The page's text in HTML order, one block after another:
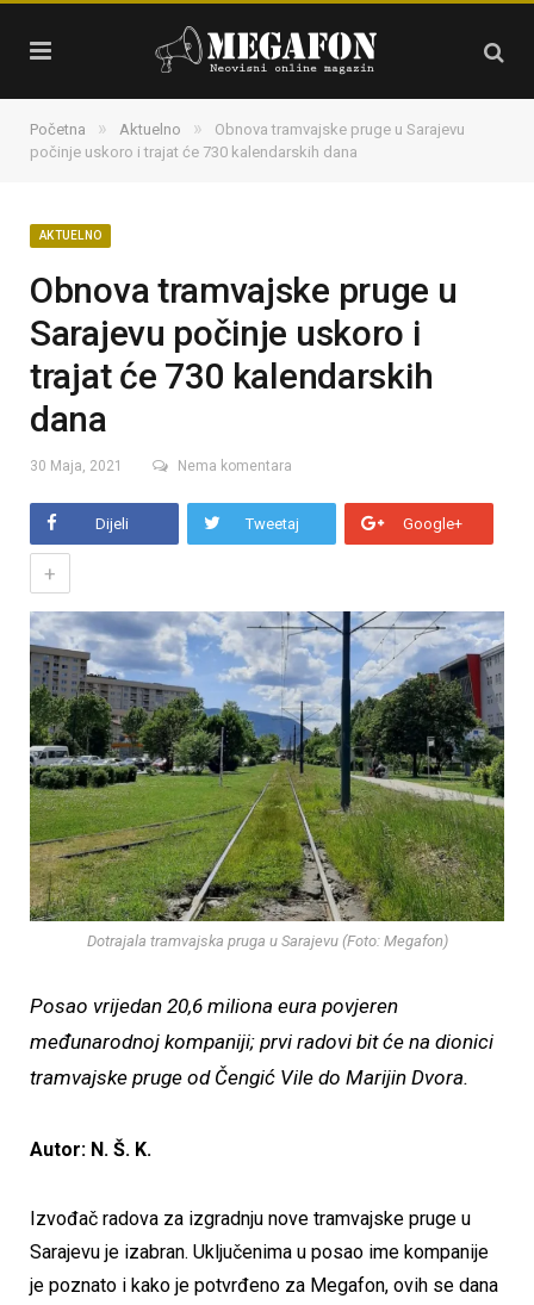
Početna » Aktuelno »
Obnova tramvajske pruge u Sarajevu
počinje uskoro i trajat će 730 kalendarskih dana
AKTUELNO
Obnova tramvajske pruge u
Sarajevu počinje uskoro i
trajat će 730 kalendarskih
dana
30 Maja, 2021 Nema komentara
Dijeli Tweetaj Google+
+
Dotrajala tramvajska pruga u Sarajevu (Foto: Megafon)
Posao vrijedan 20,6 miliona eura povjeren
međunarodnoj kompaniji; prvi radovi bit će na dionici
tramvajske pruge od Čengić Vile do Marijin Dvora.
Autor: N. Š. K.
Izvođač radova za izgradnju nove tramvajske pruge u
Sarajevu je izabran. Uključenima u posao ime kompanije
je poznato i kako je potvrđeno za Megafon, ovih se dana